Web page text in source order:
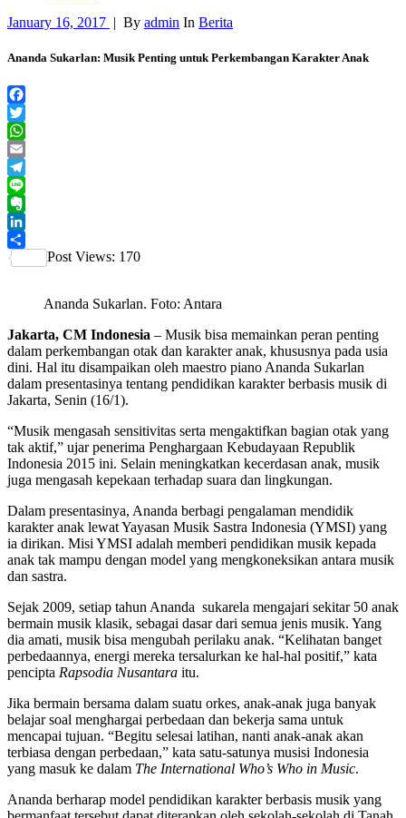
January 16, 2017 | By admin In Berita
Ananda Sukarlan: Musik Penting untuk Perkembangan Karakter Anak
Facebook
Twitter
WhatsApp
Email
Telegram
Line
Evernote
LinkedIn
Share
Post Views: 170
Ananda Sukarlan. Foto: Antara
Jakarta, CM Indonesia – Musik bisa memainkan peran penting
dalam perkembangan otak dan karakter anak, khususnya pada usia
dini. Hal itu disampaikan oleh maestro piano Ananda Sukarlan
dalam presentasinya tentang pendidikan karakter berbasis musik di
Jakarta, Senin (16/1).
“Musik mengasah sensitivitas serta mengaktifkan bagian otak yang
tak aktif,” ujar penerima Penghargaan Kebudayaan Republik
Indonesia 2015 ini. Selain meningkatkan kecerdasan anak, musik
juga mengasah kepekaan terhadap suara dan lingkungan.
Dalam presentasinya, Ananda berbagi pengalaman mendidik
karakter anak lewat Yayasan Musik Sastra Indonesia (YMSI) yang
ia dirikan. Misi YMSI adalah memberi pendidikan musik kepada
anak tak mampu dengan model yang mengkoneksikan antara musik
dan sastra.
Sejak 2009, setiap tahun Ananda sukarela mengajari sekitar 50 anak
bermain musik klasik, sebagai dasar dari semua jenis musik. Yang
dia amati, musik bisa mengubah perilaku anak. “Kelihatan banget
perbedaannya, energi mereka tersalurkan ke hal-hal positif,” kata
pencipta Rapsodia Nusantara itu.
Jika bermain bersama dalam suatu orkes, anak-anak juga banyak
belajar soal menghargai perbedaan dan bekerja sama untuk
mencapai tujuan. “Begitu selesai latihan, nanti anak-anak akan
terbiasa dengan perbedaan,” kata satu-satunya musisi Indonesia
yang masuk ke dalam The International Who’s Who in Music.
Ananda berharap model pendidikan karakter berbasis musik yang